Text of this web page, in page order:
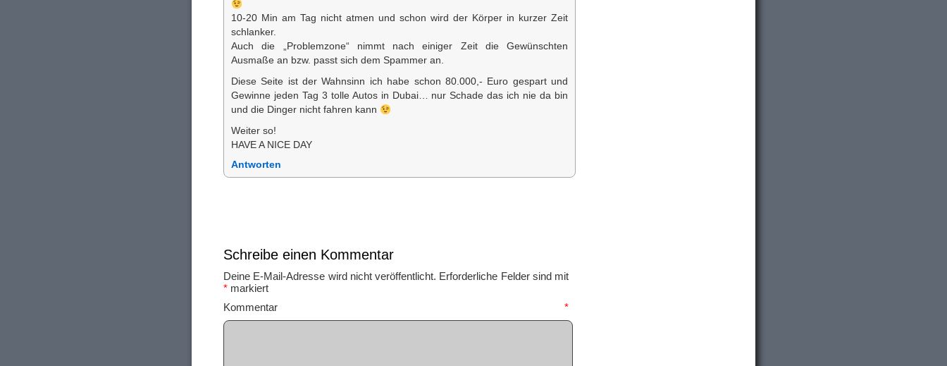
10-20 Min am Tag nicht atmen und schon wird der Körper in kurzer Zeit
schlanker.
Auch die „Problemzone“ nimmt nach einiger Zeit die Gewünschten
Ausmaße an bzw. passt sich dem Spammer an.
Diese Seite ist der Wahnsinn ich habe schon 80.000,- Euro gespart und
Gewinne jeden Tag 3 tolle Autos in Dubai… nur Schade das ich nie da bin
und die Dinger nicht fahren kann
Weiter so!
HAVE A NICE DAY
Antworten
Schreibe einen Kommentar
Deine E-Mail-Adresse wird nicht veröffentlicht. Erforderliche Felder sind mit
* markiert
Kommentar *